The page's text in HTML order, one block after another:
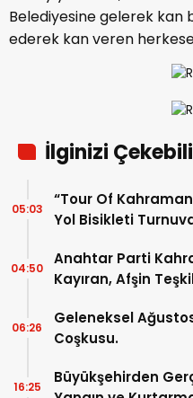
Belediyesine gelerek kan
ederek kan veren
İlginizi
“Tour Of
Yol Bisikleti
05:03
Anahtar Parti
Kayıran, Afşin
04:50
Geleneksel
Coşkusu.
06:26
Büyükşehirden
16:25